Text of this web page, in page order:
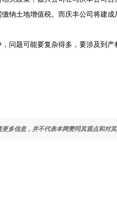
纳土地增值税。而庆丰公司将建
题可能要复杂得多，要涉及到产
多信息，并不代表本网赞同其观点和对